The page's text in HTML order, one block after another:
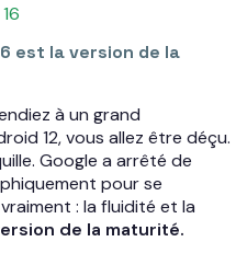
est la version de la
à un grand
12, vous allez être déçu.
Google a arrêté de
pour se
: la fluidité et la
de la maturité.